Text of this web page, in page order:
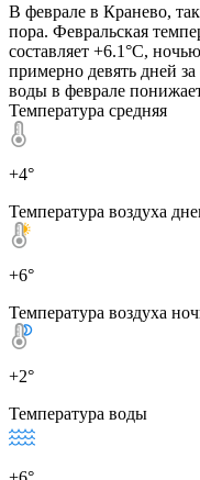
В феврале в Кранево,
пора. Февральская
составляет +6.1°C,
примерно девять дней
воды в феврале
Температура средняя
+4°
Температура воздуха
+6°
Температура воздуха
+2°
Температура воды